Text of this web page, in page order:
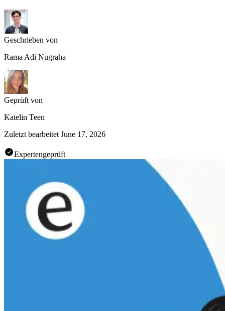
Geschrieben von
Rama Adi Nugraha
Geprüft von
Katelin Teen
Zuletzt bearbeitet June 17, 2026
Expertengeprüft